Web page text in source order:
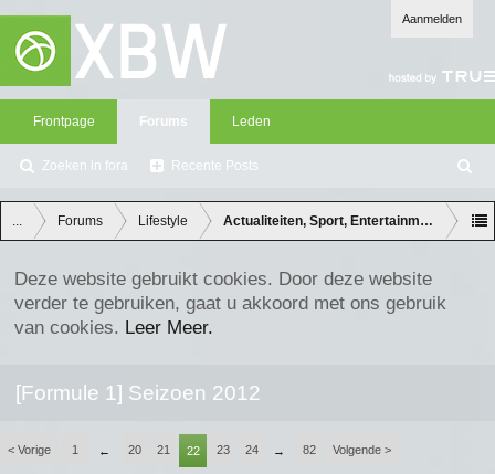
Aanmelden
Frontpage Forums
Zoeken in fora Recente Posts
Leden
oe
ke
n
... Forums Lifestyle Actualiteiten, Sport, Entertainment en
Deze website gebruikt cookies. Door deze website
verder te gebruiken, gaat u akkoord met ons gebruik
van cookies. Leer Meer.
[Formule 1] Seizoen 2012
< Vorige 1 ← 20 21 22 23 24 → 82 Volgende >